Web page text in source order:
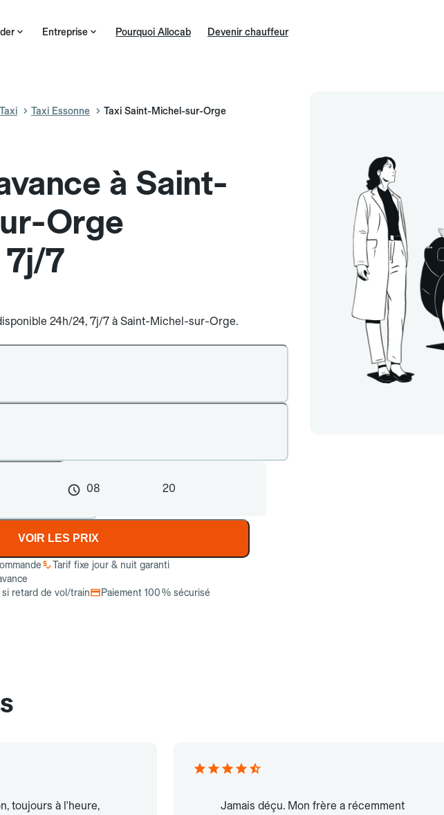
Entreprise Pourquoi Allocab Devenir chauffeur
Taxi Essonne Taxi Saint-Michel-sur-Orge
à Saint-
Orge
7
24h/24, 7j/7 à Saint-Michel-sur-Orge.
08 20
VOIR LES PRIX
Tarif fixe jour & nuit garanti
retard de vol/train
Paiement 100 % sécurisé
toujours à l'heure,
Jamais déçu. Mon frère a récemment